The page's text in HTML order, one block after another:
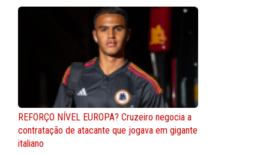
REFORÇO NÍVEL EUROPA? Cruzeiro negocia a
contratação de atacante que jogava em gigante
italiano